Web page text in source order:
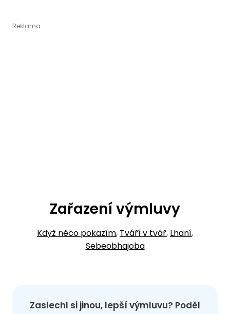
Zařazení výmluvy
Když něco pokazím, Tváří v tvář, Lhaní,
Sebeobhajoba
Zaslechl si jinou, lepší výmluvu? Poděl